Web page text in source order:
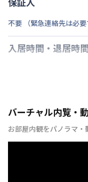
不要 （緊急連絡先は必要
入居時間・退居時間
バーチャル内覧・
お部屋内観をパノラマ・